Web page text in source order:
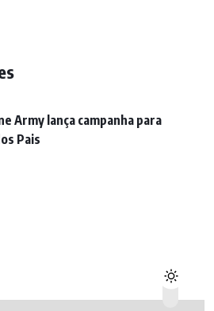
Army lança campanha para
Pais